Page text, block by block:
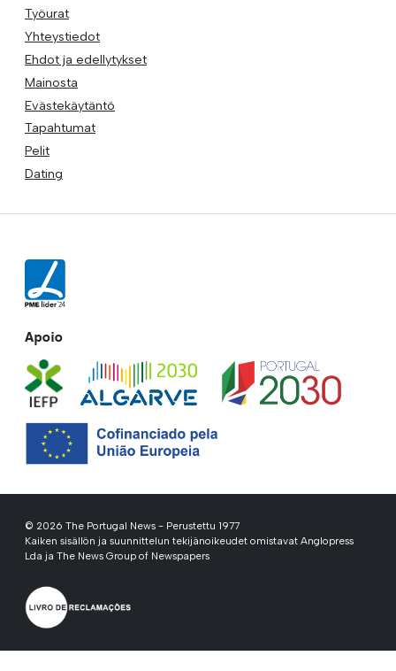
Työurat
Yhteystiedot
Ehdot ja edellytykset
Mainosta
Evästekäytäntö
Tapahtumat
Pelit
Dating
Apoio
© 2026 The Portugal News - Perustettu 1977
Kaiken sisällön ja suunnittelun tekijänoikeudet omistavat Anglopress
Lda ja The News Group of Newspapers